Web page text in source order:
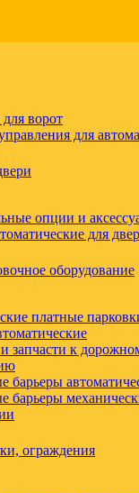
ворот
для
опции и
для
оборудование
платные
запчасти к
барьеры
барьеры
ограждения